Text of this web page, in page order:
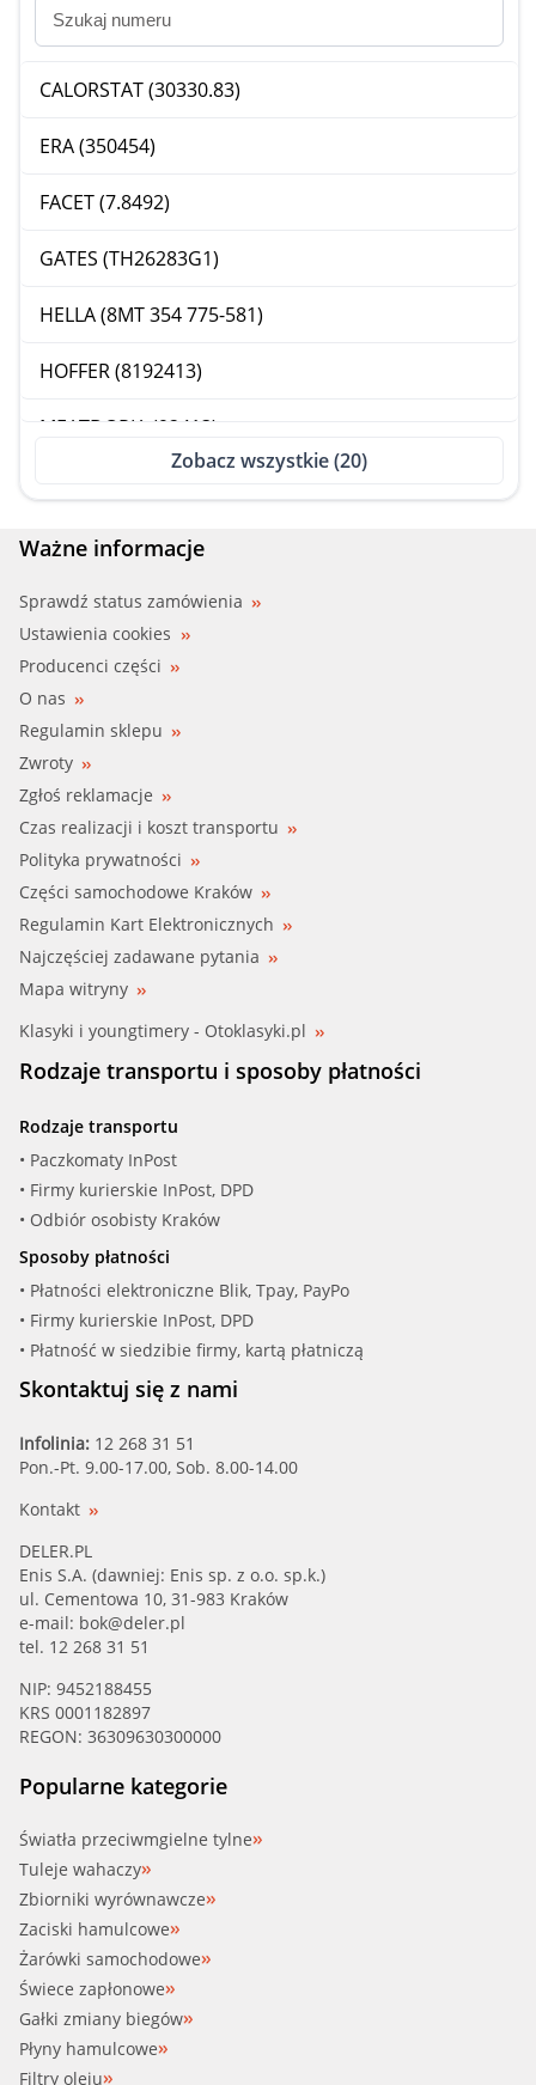
CALORSTAT (30330.83)
ERA (350454)
FACET (7.8492)
GATES (TH26283G1)
HELLA (8MT 354 775-581)
HOFFER (8192413)
MEATDORIA (92413)
OPEL (4401738)
OPEL (4402579)
OPEL (4404840)
RENAU (7701474790)
SASIC (3306052)
TRISCAN (8620 38089)
VALEO (820583)
VAUXH (9109738)
VAUXH (9110579)
VAUXH (9112840)
Zobacz wszystkie (20)
Ważne informacje
Sprawdź status zamówienia
Ustawienia cookies
Producenci części
O nas
Regulamin sklepu
Zwroty
Zgłoś reklamacje
Czas realizacji i koszt transportu
Polityka prywatności
Części samochodowe Kraków
Regulamin Kart Elektronicznych
Najczęściej zadawane pytania
Mapa witryny
Klasyki i youngtimery - Otoklasyki.pl
Rodzaje transportu i sposoby płatności
Rodzaje transportu
• Paczkomaty InPost
• Firmy kurierskie InPost, DPD
• Odbiór osobisty Kraków
Sposoby płatności
• Płatności elektroniczne Blik, Tpay, PayPo
• Firmy kurierskie InPost, DPD
• Płatność w siedzibie firmy, kartą płatniczą
Skontaktuj się z nami
Infolinia: 12 268 31 51
Pon.-Pt. 9.00-17.00, Sob. 8.00-14.00
Kontakt
DELER.PL
Enis S.A. (dawniej: Enis sp. z o.o. sp.k.)
ul. Cementowa 10, 31-983 Kraków
e-mail: bok@deler.pl
tel. 12 268 31 51
NIP: 9452188455
KRS 0001182897
REGON: 36309630300000
Popularne kategorie
Światła przeciwmgielne tylne
Tuleje wahaczy
Zbiorniki wyrównawcze
Zaciski hamulcowe
Żarówki samochodowe
Świece zapłonowe
Gałki zmiany biegów
Płyny hamulcowe
Filtry oleju